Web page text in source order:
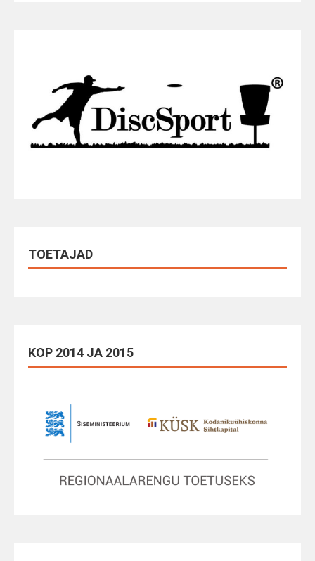
TOETAJAD
KOP 2014 JA 2015